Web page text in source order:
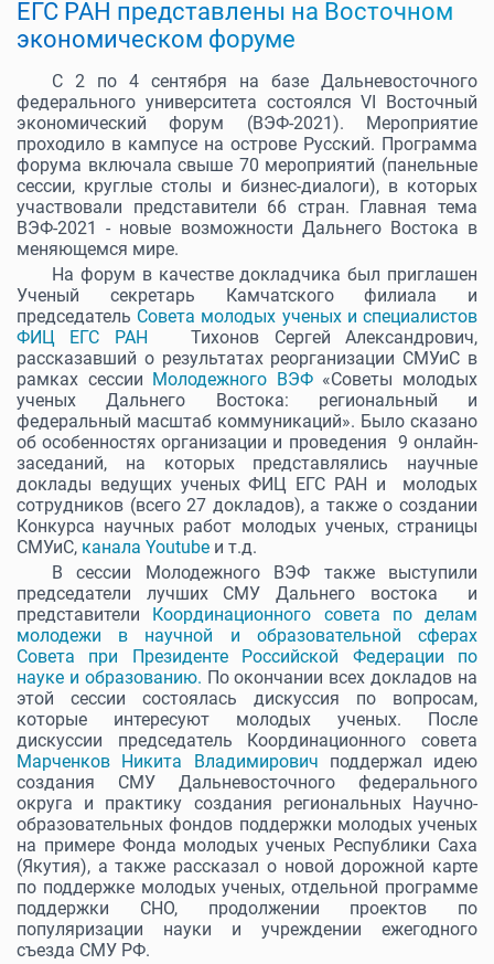
ЕГС РАН представлены на Восточном
экономическом форуме
С 2 по 4 сентября на базе Дальневосточного
федерального университета состоялся VI Восточный
экономический форум (ВЭФ-2021). Мероприятие
проходило в кампусе на острове Русский. Программа
форума включала свыше 70 мероприятий (панельные
сессии, круглые столы и бизнес-диалоги), в которых
участвовали представители 66 стран. Главная тема
ВЭФ-2021 - новые возможности Дальнего Востока в
меняющемся мире.
На форум в качестве докладчика был приглашен
Ученый секретарь Камчатского филиала и
председатель Совета молодых ученых и специалистов
ФИЦ ЕГС РАН Тихонов Сергей Александрович,
рассказавший о результатах реорганизации СМУиС в
рамках сессии Молодежного ВЭФ«Советы молодых
ученых Дальнего Востока: региональный и
федеральный масштаб коммуникаций». Было сказано
об особенностях организации и проведения 9 онлайн-
заседаний, на которых представлялись научные
доклады ведущих ученых ФИЦ ЕГС РАН и молодых
сотрудников (всего 27 докладов), а также о создании
Конкурса научных работ молодых ученых, страницы
СМУиС, канала Youtube и т.д.
В сессии Молодежного ВЭФ также выступили
председатели лучших СМУ Дальнего востока и
представители Координационного совета по делам
молодежи в научной и образовательной сферах
Совета при Президенте Российской Федерации по
науке и образованию. По окончании всех докладов на
этой сессии состоялась дискуссия по вопросам,
которые интересуют молодых ученых. После
дискуссии председатель Координационного совета
Марченков Никита Владимирович поддержал идею
создания СМУ Дальневосточного федерального
округа и практику создания региональных Научно-
образовательных фондов поддержки молодых ученых
на примере Фонда молодых ученых Республики Саха
(Якутия), а также рассказал о новой дорожной карте
по поддержке молодых ученых, отдельной программе
поддержки СНО, продолжении проектов по
популяризации науки и учреждении ежегодного
съезда СМУ РФ.